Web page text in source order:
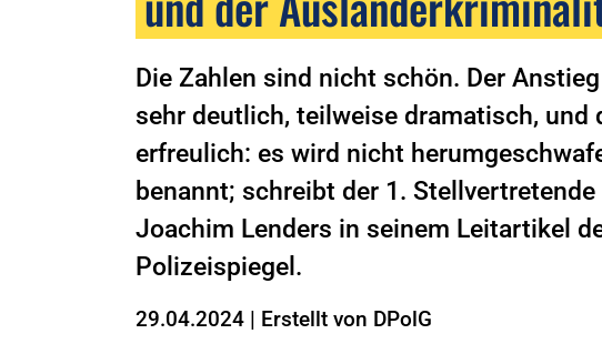
Die Zahlen sind nicht schön. Der
sehr deutlich, teilweise dramatisch,
erfreulich: es wird nicht
benannt; schreibt der 1.
Joachim Lenders in seinem Leitartikel
Polizeispiegel.
29.04.2024 | Erstellt von DPolG